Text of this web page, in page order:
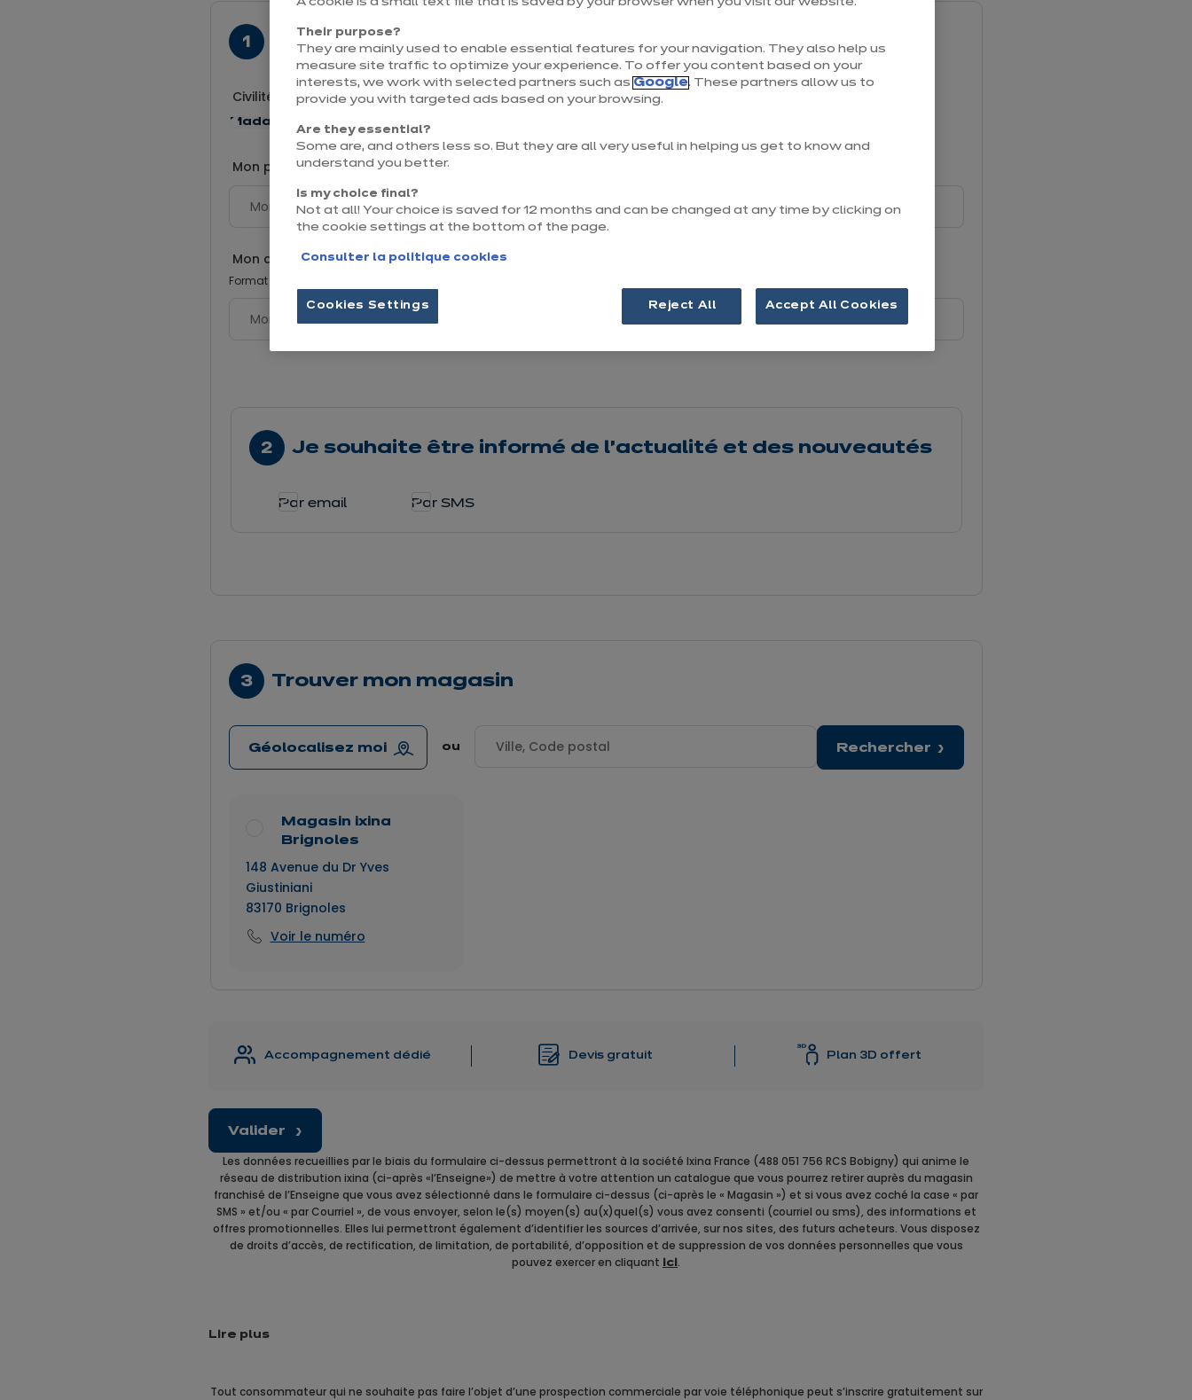
Remplir mes informations
Civilité
Madame
Mon prénom*
Mon adresse e-mail*
Format attendu : nom@domaine.fr
Je souhaite être informé de l'actualité et des nouveautés
Par email Par SMS
Trouver mon magasin
Rechercher
ou
Géolocalisez moi
Magasin ixina
Brignoles
148 Avenue du Dr Yves
Giustiniani
83170 Brignoles
Voir le numéro
Accompagnement dédié Devis gratuit Plan 3D offert
Valider
Les données recueillies par le biais du formulaire ci-dessus permettront à la société Ixina France (488 051 756 RCS Bobigny) qui anime le
réseau de distribution ixina (ci-après «l’Enseigne») de mettre à votre attention un catalogue que vous pourrez retirer auprès du magasin
franchisé de l’Enseigne que vous avez sélectionné dans le formulaire ci-dessus (ci-après le « Magasin ») et si vous avez coché la case « par
SMS » et/ou « par Courriel », de vous envoyer, selon le(s) moyen(s) au(x)quel(s) vous avez consenti (courriel ou sms), des informations et
offres promotionnelles. Elles lui permettront également d’identifier les sources d’arrivée, sur nos sites, des futurs acheteurs. Vous disposez
de droits d’accès, de rectification, de limitation, de portabilité, d’opposition et de suppression de vos données personnelles que vous
pouvez exercer en cliquant
ici .
Lire plus
Tout consommateur qui ne souhaite pas faire l’objet d’une prospection commerciale par voie téléphonique peut s’inscrire gratuitement sur
Their purpose?
They are mainly used to enable essential features for your navigation. They also help us
measure site traffic to optimize your experience. To offer you content based on your
interests, we work with selected partners such as Google. These partners allow us to
provide you with targeted ads based on your browsing.
Are they essential?
Some are, and others less so. But they are all very useful in helping us get to know and
understand you better.
Is my choice final?
Not at all! Your choice is saved for 12 months and can be changed at any time by clicking on
the cookie settings at the bottom of the page.
Consulter la politique cookies
Cookies Settings Reject All Accept All Cookies